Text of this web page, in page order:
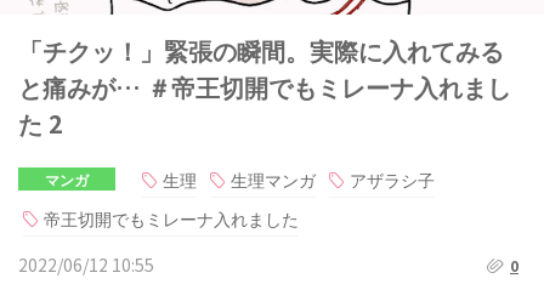
「チクッ！」緊張の瞬間。実際に入れてみる
と痛みが… ＃帝王切開でもミレーナ入れまし
た 2
マンガ 生理 生理マンガ
アザラシ子
帝王切開でもミレーナ入れました
2022/06/12 10:55
0